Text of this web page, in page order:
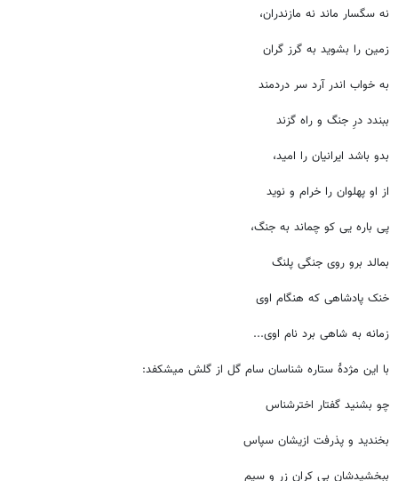
نه سگسار ماند نه مازندران،
زمین را بشوید به گرز گران
به خواب اندر آرد سر دردمند
ببندد درِ جنگ و راه گزند
بدو باشد ایرانیان را امید،
از او پهلوان را خرام و نوید
پی باره یی کو چماند به جنگ،
بمالد برو روی جنگی پلنگ
خنک پادشاهی که هنگام اوی
زمانه به شاهی برد نام اوی...
با این مژدۀ ستاره شناسان سام گل از گلش میشکفد:
چو بشنید گفتار اخترشناس
بخندید و پذرفت ازیشان سپاس
ببخشیدشان بی کران زر و سیم